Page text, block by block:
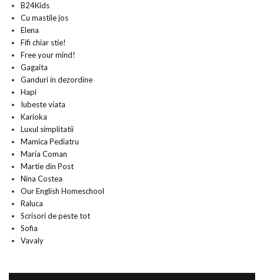
B24Kids
Cu mastile jos
Elena
Fifi chiar stie!
Free your mind!
Gagaita
Ganduri in dezordine
Hapi
Iubeste viata
Karioka
Luxul simplitatii
Mamica Pediatru
Maria Coman
Martie din Post
Nina Costea
Our English Homeschool
Raluca
Scrisori de peste tot
Sofia
Vavaly